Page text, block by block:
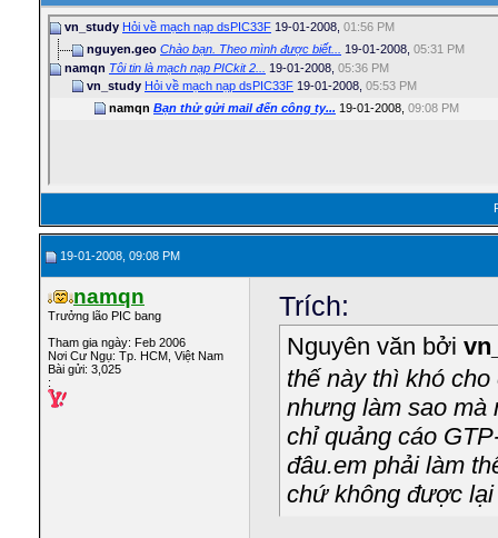
vn_study Hỏi về mạch nạp dsPIC33F 19-01-2008, 01:56 PM
nguyen.geo Chào bạn. Theo mình được biết... 19-01-2008, 05:31 PM
namqn Tôi tin là mạch nạp PICkit 2... 19-01-2008, 05:36 PM
vn_study Hỏi về mạch nạp dsPIC33F 19-01-2008, 05:53 PM
namqn Bạn thử gửi mail đến công ty... 19-01-2008, 09:08 PM
19-01-2008, 09:08 PM
namqn
Trưởng lão PIC bang
Tham gia ngày: Feb 2006
Nơi Cư Ngụ: Tp. HCM, Việt Nam
Bài gửi: 3,025
:
Trích:
Nguyên văn bởi
thế này thì khó
nhưng làm sao mà
chỉ quảng cáo
đâu.em phải làm
chứ không được